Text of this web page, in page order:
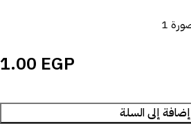
1.00 EGP
إضافة إلى السلة